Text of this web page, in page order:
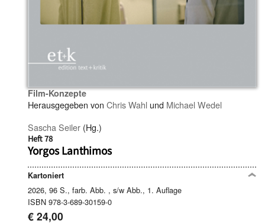
Film-Konzepte
Herausgegeben von Chris Wahl und Michael Wedel
Sascha Seiler (Hg.)
Heft 78
Yorgos Lanthimos
Kartoniert
2026, 96 S., farb. Abb. , s/w Abb., 1. Auflage
ISBN 978-3-689-30159-0
€ 24,00